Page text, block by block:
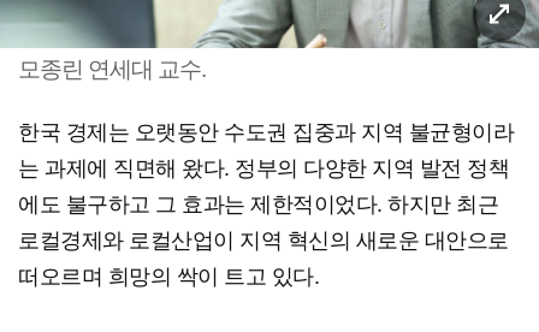
모종린 연세대 교수.
한국 경제는 오랫동안 수도권 집중과 지역 불균형이라
는 과제에 직면해 왔다. 정부의 다양한 지역 발전 정책
에도 불구하고 그 효과는 제한적이었다. 하지만 최근
로컬경제와 로컬산업이 지역 혁신의 새로운 대안으로
떠오르며 희망의 싹이 트고 있다.